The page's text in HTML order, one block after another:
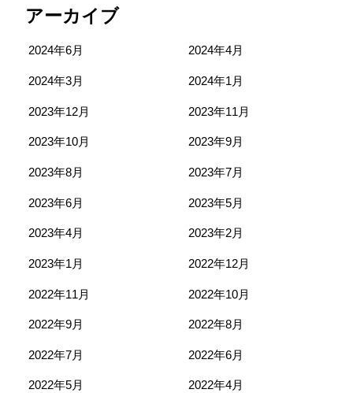
アーカイブ
2024年6月 2024年4月
2024年3月 2024年1月
2023年12月 2023年11月
2023年10月 2023年9月
2023年8月 2023年7月
2023年6月 2023年5月
2023年4月 2023年2月
2023年1月 2022年12月
2022年11月 2022年10月
2022年9月 2022年8月
2022年7月 2022年6月
2022年5月 2022年4月